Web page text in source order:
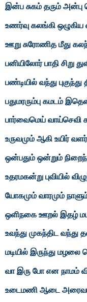
இன்ப சுகம் தரும் அன்பு
உணர்வு கலங்கி ஒழுகிய
ஊறு சுரோணித மீது
பனியிலோர் பாதி சிறு
பண்டியில் வந்து புகுந்து
பதுமரரும்பு கமடம்
பார்வைமெய்
உருவமும் ஆகி உயிர்
ஒன்பதும் ஒன்றும்
உதரமகன்று புவியில்
யோகமும் வாரமும்
ஒளிநகை ஊறல் இதழ்
உவந்து முகந்திட வந்து
மடியில் இருந்து மழலை
வா இரு போ என நாமம்
உடைமணி ஆடை